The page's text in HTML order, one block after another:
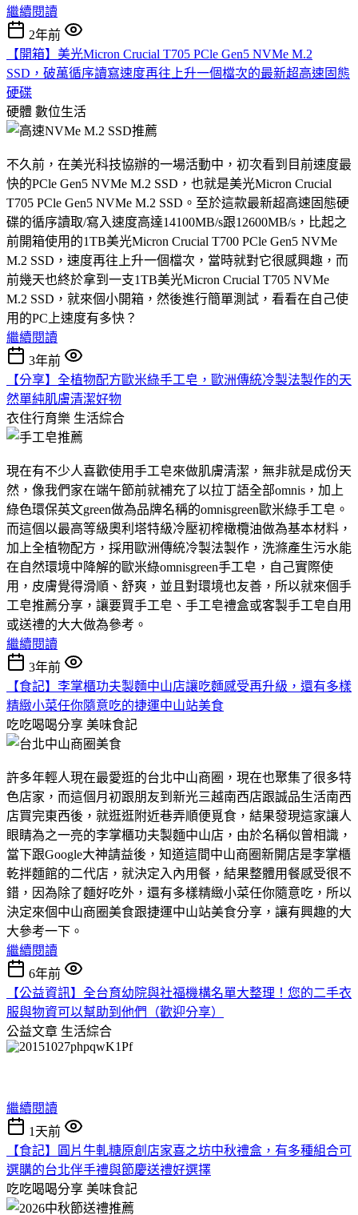
繼續閱讀
2年前
【開箱】美光Micron Crucial T705 PCle Gen5 NVMe M.2
SSD，破萬循序讀寫速度再往上升一個檔次的最新超高速固態
硬碟
硬體 數位生活
不久前，在美光科技協辦的一場活動中，初次看到目前速度最
快的PCle Gen5 NVMe M.2 SSD，也就是美光Micron Crucial
T705 PCle Gen5 NVMe M.2 SSD。至於這款最新超高速固態硬
碟的循序讀取/寫入速度高達14100MB/s跟12600MB/s，比起之
前開箱使用的1TB美光Micron Crucial T700 PCle Gen5 NVMe
M.2 SSD，速度再往上升一個檔次，當時就對它很感興趣，而
前幾天也終於拿到一支1TB美光Micron Crucial T705 NVMe
M.2 SSD，就來個小開箱，然後進行簡單測試，看看在自己使
用的PC上速度有多快？
繼續閱讀
3年前
【分享】全植物配方歐米綠手工皂，歐洲傳統冷製法製作的天
然單純肌膚清潔好物
衣住行育樂 生活綜合
現在有不少人喜歡使用手工皂來做肌膚清潔，無非就是成份天
然，像我們家在端午節前就補充了以拉丁語全部omnis，加上
綠色環保英文green做為品牌名稱的omnisgreen歐米綠手工皂。
而這個以最高等級奧利塔特級冷壓初榨橄欖油做為基本材料，
加上全植物配方，採用歐洲傳統冷製法製作，洗滌產生污水能
在自然環境中降解的歐米綠omnisgreen手工皂，自己實際使
用，皮膚覺得滑順、舒爽，並且對環境也友善，所以就來個手
工皂推薦分享，讓要買手工皂、手工皂禮盒或客製手工皂自用
或送禮的大大做為參考。
繼續閱讀
3年前
【食記】李掌櫃功夫製麵中山店讓吃麵感受再升級，還有多樣
精緻小菜任你隨意吃的捷運中山站美食
吃吃喝喝分享 美味食記
許多年輕人現在最愛逛的台北中山商圈，現在也聚集了很多特
色店家，而這個月初跟朋友到新光三越南西店跟誠品生活南西
店買完東西後，就逛逛附近巷弄順便覓食，結果發現這家讓人
眼睛為之一亮的李掌櫃功夫製麵中山店，由於名稱似曾相識，
當下跟Google大神請益後，知道這間中山商圈新開店是李掌櫃
乾拌麵館的二代店，就決定入內用餐，結果整體用餐感受很不
錯，因為除了麵好吃外，還有多樣精緻小菜任你隨意吃，所以
決定來個中山商圈美食跟捷運中山站美食分享，讓有興趣的大
大參考一下。
繼續閱讀
6年前
【公益資訊】全台育幼院與社福機構名單大整理！您的二手衣
服與物資可以幫助到他們（歡迎分享）
公益文章 生活綜合
繼續閱讀
1天前
【食記】圓片牛軋糖原創店家喜之坊中秋禮盒，有多種組合可
選購的台北伴手禮與節慶送禮好選擇
吃吃喝喝分享 美味食記